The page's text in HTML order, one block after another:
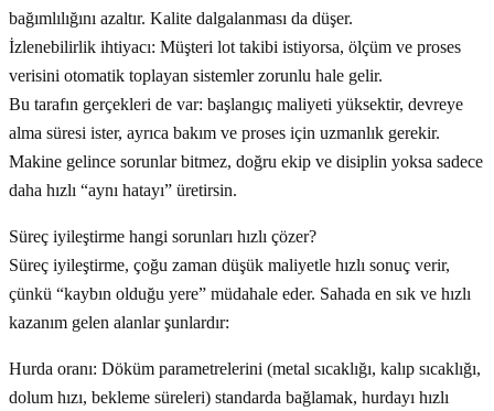
bağımlılığını azaltır. Kalite dalgalanması da düşer.
İzlenebilirlik ihtiyacı: Müşteri lot takibi istiyorsa, ölçüm ve proses
verisini otomatik toplayan sistemler zorunlu hale gelir.
Bu tarafın gerçekleri de var: başlangıç maliyeti yüksektir, devreye
alma süresi ister, ayrıca bakım ve proses için uzmanlık gerekir.
Makine gelince sorunlar bitmez, doğru ekip ve disiplin yoksa sadece
daha hızlı “aynı hatayı” üretirsin.
Süreç iyileştirme hangi sorunları hızlı çözer?
Süreç iyileştirme, çoğu zaman düşük maliyetle hızlı sonuç verir,
çünkü “kaybın olduğu yere” müdahale eder. Sahada en sık ve hızlı
kazanım gelen alanlar şunlardır:
Hurda oranı: Döküm parametrelerini (metal sıcaklığı, kalıp sıcaklığı,
dolum hızı, bekleme süreleri) standarda bağlamak, hurdayı hızlı